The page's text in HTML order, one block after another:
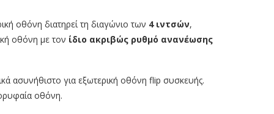
οθόνη διατηρεί τη διαγώνιο των 4 ιντσών,
οθόνη με τον ίδιο ακριβώς ρυθμό ανανέωσης
ασυνήθιστο για εξωτερική οθόνη flip συσκευής.
οθόνη.